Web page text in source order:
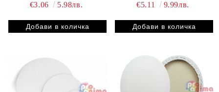
€3.06
5.98лв.
€5.11
9.99лв.